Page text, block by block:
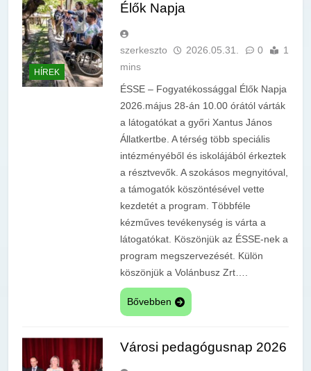
HÍREK
Élők Napja
szerkeszto 2026.05.31. 0
1
mins
ÉSSE – Fogyatékossággal Élők Napja
2026.május 28-án 10.00 órától várták
a látogatókat a győri Xantus János
Állatkertbe. A térség több speciális
intézményéből és iskolájából érkeztek
a résztvevők. A szokásos megnyitóval,
a támogatók köszöntésével vette
kezdetét a program. Többféle
kézműves tevékenység is várta a
látogatókat. Köszönjük az ÉSSE-nek a
program megszervezését. Külön
köszönjük a Volánbusz Zrt….
Bővebben
Városi pedagógusnap 2026